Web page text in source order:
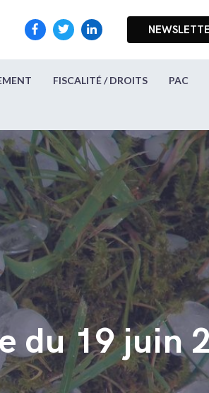
FISCALITÉ / DROITS PAC
du 19 juin